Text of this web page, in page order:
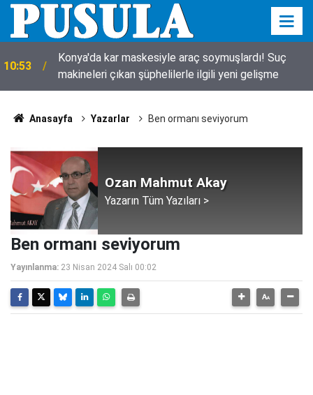
10:53
Konya'da kar maskesiyle araç soymuşlardı! Suç
makineleri çıkan şüphelilerle ilgili yeni gelişme
Anasayfa Yazarlar Ben ormanı seviyorum
Ozan Mahmut Akay
Yazarın Tüm Yazıları >
Ben ormanı seviyorum
Yayınlanma: 23 Nisan 2024 Salı 00:02